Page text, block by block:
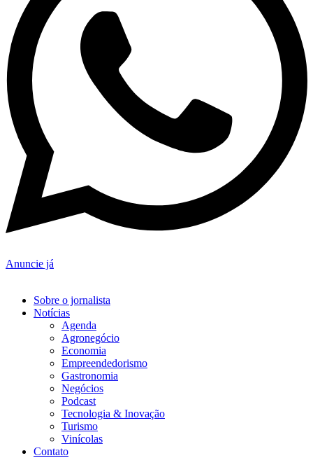
Anuncie já
Sobre o jornalista
Notícias
Agenda
Agronegócio
Economia
Empreendedorismo
Gastronomia
Negócios
Podcast
Tecnologia & Inovação
Turismo
Vinícolas
Contato